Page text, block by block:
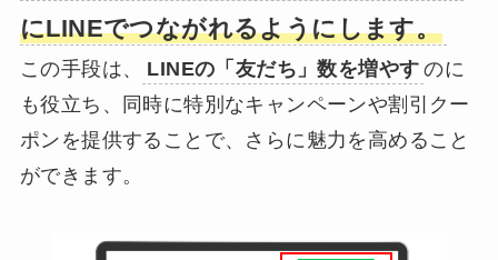
にLINEでつながれるようにします。
この手段は、 LINEの「友だち」数を増やす のに
も役立ち、同時に特別なキャンペーンや割引クー
ポンを提供することで、さらに魅力を高めること
ができます。